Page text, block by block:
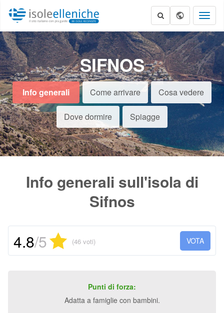
SIFNOS
Info generali Come arrivare Cosa vedere
Dove dormire Spiagge
Info generali sull'isola di
Sifnos
VOTA
4.8/5 (46 voti)
Punti di forza:
Adatta a famiglie con bambini.